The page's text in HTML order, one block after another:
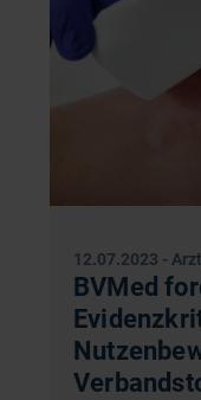
12.07.2023 -
BVMed